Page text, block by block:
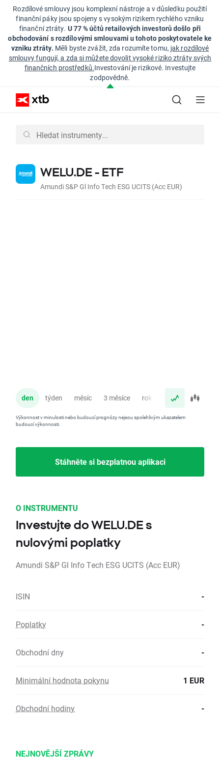
Rozdílové smlouvy jsou komplexní nástroje a v důsledku použití
finanční páky jsou spojeny s vysokým rizikem rychlého vzniku
finanční ztráty. U 77 % účtů retailových investorů došlo při
obchodování s rozdílovými smlouvami u tohoto poskytovatele ke
vzniku ztráty. Měli byste zvážit, zda rozumíte tomu, jak rozdílové
smlouvy fungují, a zda si můžete dovolit vysoké riziko ztráty svých
finančních prostředků.Investování je rizikové. Investujte
zodpovědně.
WELU.DE - ETF
Amundi S&P Gl Info Tech ESG UCITS (Acc EUR)
den týden měsíc 3 měsíce rok
Výkonnost v minulosti nebo budoucí prognózy nejsou spolehlivým ukazatelem
budoucí výkonnosti.
Stáhněte si bezplatnou aplikaci
O INSTRUMENTU
Investujte do WELU.DE s
nulovými poplatky
Amundi S&P Gl Info Tech ESG UCITS (Acc EUR)
ISIN -
Poplatky -
Obchodní dny -
Minimální hodnota pokynu 1 EUR
Obchodní hodiny -
NEJNOVĚJŠÍ ZPRÁVY